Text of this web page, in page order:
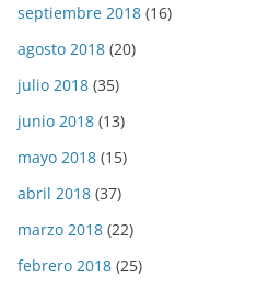
septiembre 2018 (16)
agosto 2018 (20)
julio 2018 (35)
junio 2018 (13)
mayo 2018 (15)
abril 2018 (37)
marzo 2018 (22)
febrero 2018 (25)